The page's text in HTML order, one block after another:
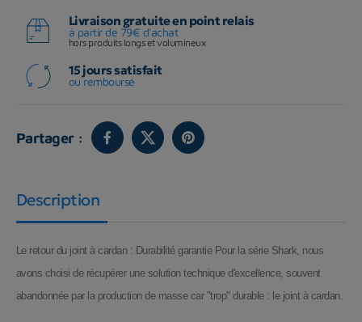
Livraison gratuite en point relais
à partir de 79€ d'achat
hors produits longs et volumineux
15 jours satisfait
ou remboursé
Partager :
Description
Le retour du joint à cardan : Durabilité garantie Pour la série Shark, nous
avons choisi de récupérer une solution technique d'excellence, souvent
abandonnée par la production de masse car "trop" durable : le joint à cardan.